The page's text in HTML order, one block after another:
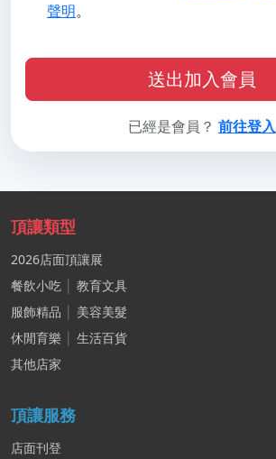
聲明。
送出加入會員
已經是會員？ 前往登入
頂讓類型
2026店面頂讓展
餐飲小吃
教育文具
服飾精品
美容美髮
休閒育樂
生活百貨
其他店家
頂讓服務
店面刊登